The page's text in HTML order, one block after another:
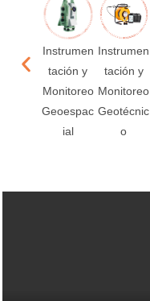
Instrumen
tación y
Monitoreo
Geoespac
ial
Instrumen
tación y
Monitoreo
Geotécnic
o